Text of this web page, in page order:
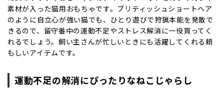
素材が入った猫用おもちゃです。ブリティッシュショートヘア
のように自立心が強い猫でも、ひとり遊びで狩猟本能を発散で
きるので、留守番中の運動不足 やストレス解消に一役買ってく
れるでしょう。飼い主さんが忙しいときにも活躍してくれる頼
もしいアイテムです。
運動不足の解消にぴったりなねこじゃらし